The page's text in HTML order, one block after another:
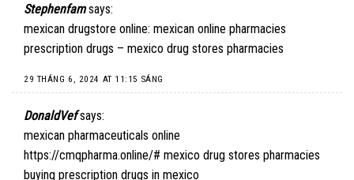
Stephenfam says:
mexican drugstore online: mexican online pharmacies
prescription drugs – mexico drug stores pharmacies
29 THÁNG 6, 2024 AT 11:15 SÁNG
DonaldVef says:
mexican pharmaceuticals online
https://cmqpharma.online/# mexico drug stores pharmacies
buying prescription drugs in mexico